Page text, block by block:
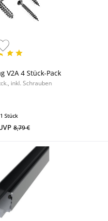
V2A 4 Stück-Pack
inkl. Schrauben
1 Stück
8,79 €